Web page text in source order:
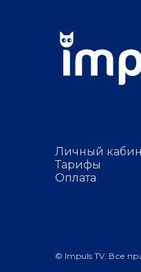
Личный
Тарифы
Оплата
© Impuls TV. Все